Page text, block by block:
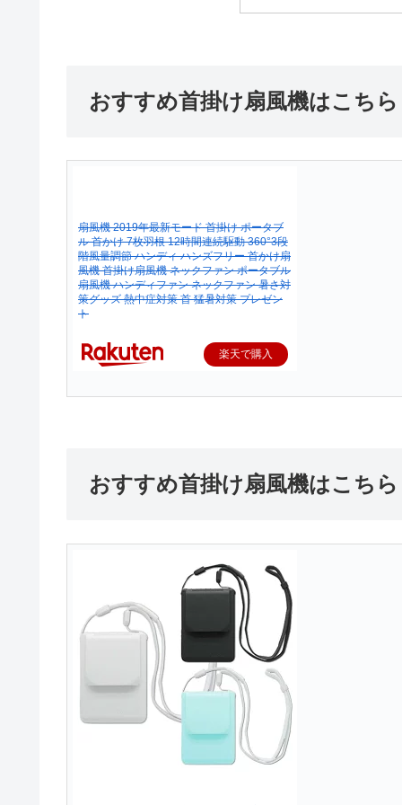
おすすめ首掛け扇風機はこち
扇風機 2019年最新モード 首掛け ポータブ
ル 首かけ 7枚羽根 12時間連続駆動 360°3段
階風量調節 ハンディ ハンズフリー 首かけ扇
風機 首掛け扇風機 ネックファン ポータブル
扇風機 ハンディファン ネックファン 暑さ対
策グッズ 熱中症対策 首 猛暑対策 プレゼン
ト
楽天で購入
おすすめ首掛け扇風機はこち